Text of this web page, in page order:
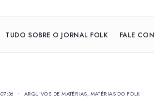
TUDO SOBRE O JORNAL FOLK FALE
07:36 • ARQUIVOS DE MATÉRIAS, MATÉRIAS DO FOLK •